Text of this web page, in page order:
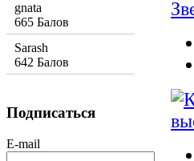
gnata
665 Балов
Sarash
642 Балов
Подписаться
E-mail